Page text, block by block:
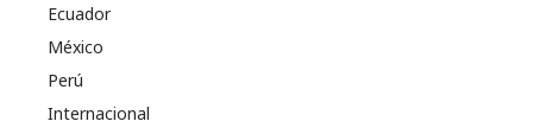
Ecuador
México
Perú
Internacional